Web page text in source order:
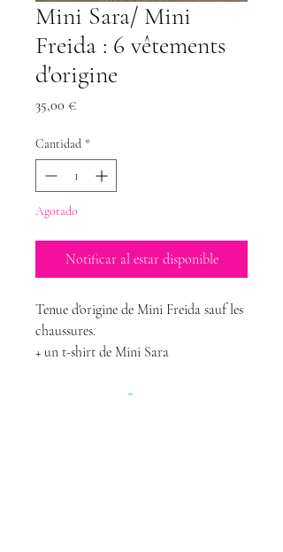
Mini Sara/ Mini
Freida : 6 vêtements
d'origine
35,00 €Precio
Cantidad *
Agotado
Notificar al estar disponible
Tenue d'origine de Mini Freida sauf les
chaussures.
+ un t-shirt de Mini Sara